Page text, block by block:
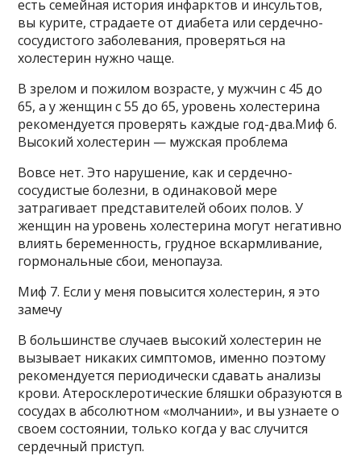
есть семейная история инфарктов и инсультов,
вы курите, страдаете от диабета или сердечно-
сосудистого заболевания, проверяться на
холестерин нужно чаще.
В зрелом и пожилом возрасте, у мужчин с 45 до
65, а у женщин с 55 до 65, уровень холестерина
рекомендуется проверять каждые год-два.Миф 6.
Высокий холестерин — мужская проблема
Вовсе нет. Это нарушение, как и сердечно-
сосудистые болезни, в одинаковой мере
затрагивает представителей обоих полов. У
женщин на уровень холестерина могут негативно
влиять беременность, грудное вскармливание,
гормональные сбои, менопауза.
Миф 7. Если у меня повысится холестерин, я это
замечу
В большинстве случаев высокий холестерин не
вызывает никаких симптомов, именно поэтому
рекомендуется периодически сдавать анализы
крови. Атеросклеротические бляшки образуются в
сосудах в абсолютном «молчании», и вы узнаете о
своем состоянии, только когда у вас случится
сердечный приступ.